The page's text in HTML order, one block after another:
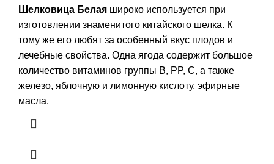
Шелковица Белая широко используется при
изготовлении знаменитого китайского шелка. К
тому же его любят за особенный вкус плодов и
лечебные свойства. Одна ягода содержит большое
количество витаминов группы B, PP, C, а также
железо, яблочную и лимонную кислоту, эфирные
масла.